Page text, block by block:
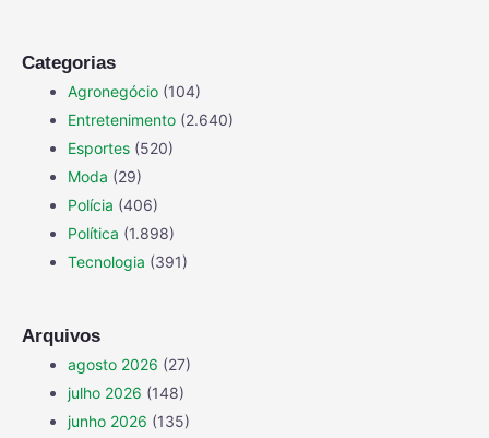
Categorias
Agronegócio (104)
Entretenimento (2.640)
Esportes (520)
Moda (29)
Polícia (406)
Política (1.898)
Tecnologia (391)
Arquivos
agosto 2026 (27)
julho 2026 (148)
junho 2026 (135)